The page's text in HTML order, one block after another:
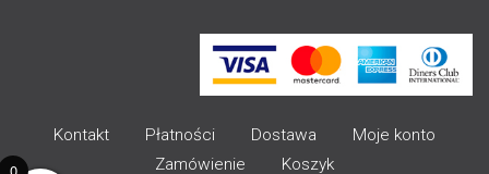
Kontakt Płatności Dostawa
Moje konto
Zamówienie
Koszyk